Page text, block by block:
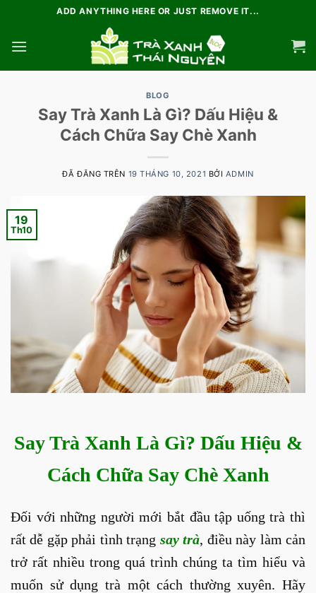
nội
ADD ANYTHING HERE OR JUST REMOVE IT...
BLOG
Say Trà Xanh Là Gì? Dấu Hiệu &
Cách Chữa Say Chè Xanh
ĐÃ ĐĂNG TRÊN 19 THÁNG 10, 2021 BỞI ADMIN
19
Th10
Say Trà Xanh Là Gì? Dấu Hiệu &
Cách Chữa Say Chè Xanh
Đối với những người mới bắt đầu tập uống trà thì
rất dễ gặp phải tình trạng say trà, điều này làm cản
trở rất nhiều trong quá trình chúng ta tìm hiểu và
muốn sử dụng trà một cách thường xuyên. Hãy